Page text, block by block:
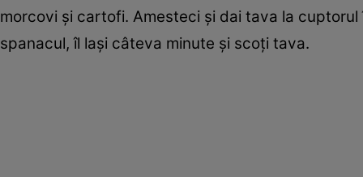
morcovi și cartofi. Amesteci și dai tava la
spanacul, îl lași câteva minute și scoți tava.